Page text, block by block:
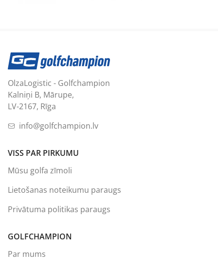
OlzaLogistic - Golfchampion
Kalniņi B, Mārupe,
LV-2167, Rīga
info@golfchampion.lv
VISS PAR PIRKUMU
Mūsu golfa zīmoli
Lietošanas noteikumu paraugs
Privātuma politikas paraugs
GOLFCHAMPION
Par mums